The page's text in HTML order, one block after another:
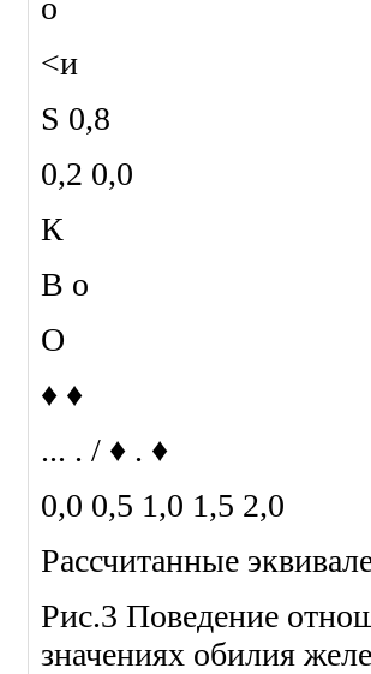
о
<и
S 0,8
0,2 0,0
К
В о
О
♦ ♦
... . / ♦ . ♦
0,0 0,5 1,0 1,5 2,0
Рассчитанные
Рис.3 Поведение
значениях обилия